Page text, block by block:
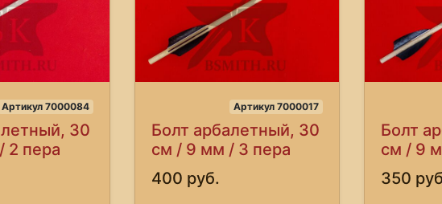
Артикул 7000084
30
2 пера
Артикул 7000017
Болт арбалетный, 30
см / 9 мм / 3 пера
400 руб.
Болт
см / 9
350